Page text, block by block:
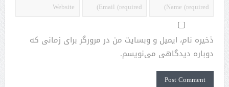
ذخیره نام، ایمیل و وبسایت من در مرورگر برای زمانی که
دوباره دیدگاهی می‌نویسم.